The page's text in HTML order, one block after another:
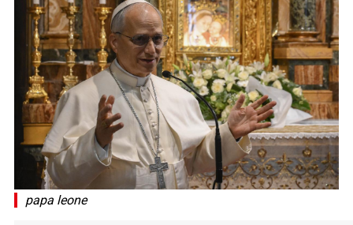
papa leone